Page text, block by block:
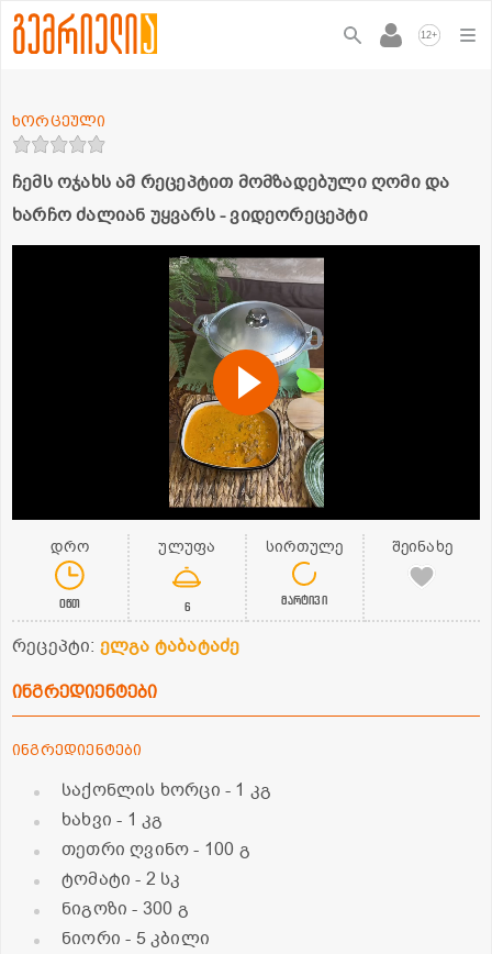
12+
ჩემს ოჯახს ამ რეცეპტით მომზადებული ღომი და
ხარჩო ძალიან უყვარს - ვიდეორეცეპტი
ხორცეული
დრო
0წთ
ულუფა
6
სირთულე
მარტივი
შეინახე
რეცეპტი: ელგა ტაბატაძე
ინგრედიენტები
ინგრედიენტები
საქონლის ხორცი - 1 კგ
ხახვი- 1 კგ
თეთრი ღვინო- 100 გ
ტომატი- 2 სკ
ნიგოზი- 300 გ
ნიორი- 5 კბილი